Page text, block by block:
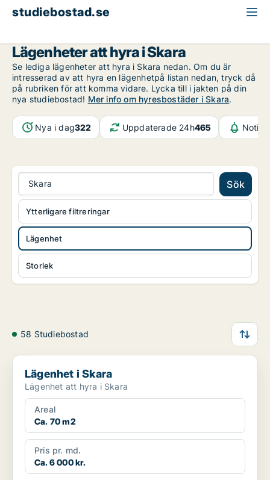
studiebostad.se
Lägenheter att hyra i Skara
Se lediga lägenheter att hyra i Skara nedan. Om du är
intresserad av att hyra en lägenhetpå listan nedan, tryck då
på rubriken för att komma vidare. Lycka till i jakten på din
nya studiebostad! Mer info om hyresbostäder i Skara.
Nya i dag322 Uppdaterade 24h465
Skara Sök
Lägenhet
Storlek
Ytterligare filtreringar
58 Studiebostad
Lägenhet i Skara
Lägenhet i Skara
Lägenhet att hyra i Skara
Areal
Ca. 70 m2
Pris pr. md.
Ca. 6 000 kr.